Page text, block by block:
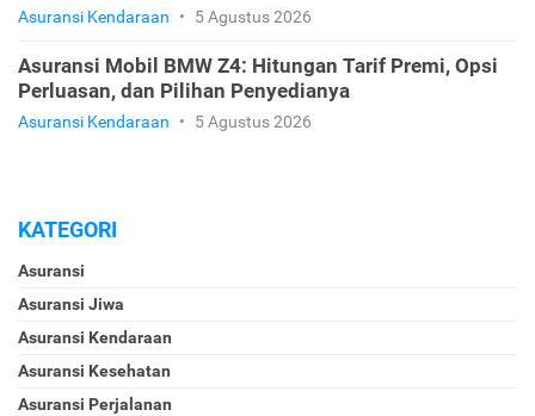
Asuransi Kendaraan • 5 Agustus 2026
Asuransi Mobil BMW Z4: Hitungan Tarif Premi, Opsi
Perluasan, dan Pilihan Penyedianya
Asuransi Kendaraan • 5 Agustus 2026
KATEGORI
Asuransi
Asuransi Jiwa
Asuransi Kendaraan
Asuransi Kesehatan
Asuransi Perjalanan